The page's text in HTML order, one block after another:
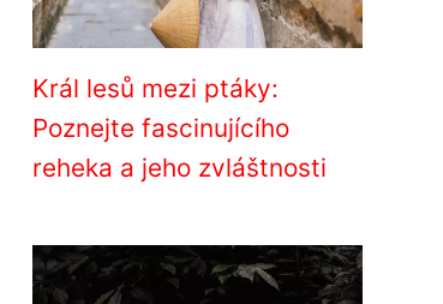
Král lesů mezi ptáky:
Poznejte fascinujícího
reheka a jeho zvláštnosti